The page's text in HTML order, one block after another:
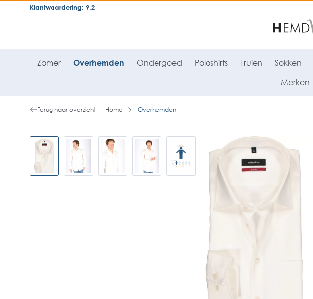
general.skipToNavigation
Klantwaardering: 9.2
Zomer Overhemden Ondergoed Poloshirts Truien Sokken
Merken
Terug naar overzicht Home Overhemden